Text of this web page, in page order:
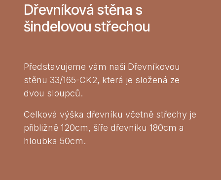
Dřevníková stěna s
šindelovou střechou
Představujeme vám naši Dřevníkovou
stěnu 33/165-CK2, která je složená ze
dvou sloupců.
Celková výška dřevníku včetně střechy je
přibližně 120cm, šíře dřevníku 180cm a
hloubka 50cm.